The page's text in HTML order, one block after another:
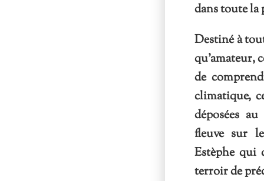
dans toute la
Destiné à
qu’amateur,
de
climatique,
déposées
fleuve sur
Estèphe qui
terroir de